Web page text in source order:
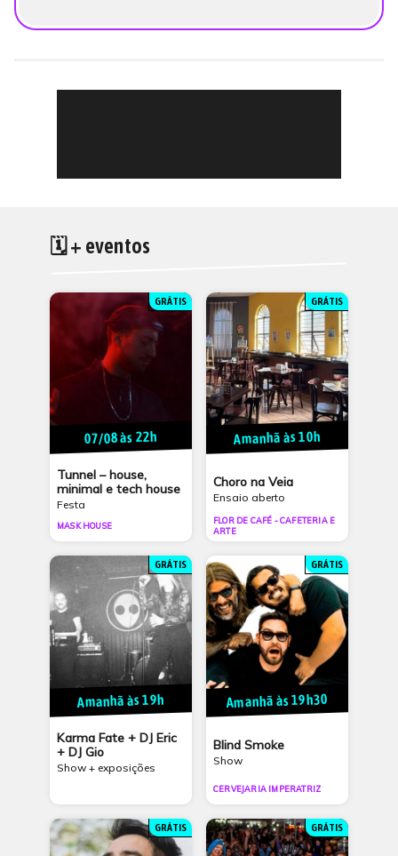
🗓 + eventos
GRÁTIS
07/08 às 22h
Tunnel – house,
minimal e tech house
Festa
MASK HOUSE
GRÁTIS
Amanhã às 10h
Choro na Veia
Ensaio aberto
FLOR DE CAFÉ - CAFETERIA E
ARTE
GRÁTIS
Amanhã às 19h
Karma Fate + DJ Eric
+ DJ Gio
Show + exposições
GRÁTIS
Amanhã às 19h30
Blind Smoke
Show
CERVEJARIA IMPERATRIZ
GRÁTIS GRÁTIS